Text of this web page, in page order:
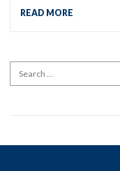
READ MORE
Search for: